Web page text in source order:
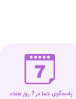
پاسخگوی شما در 7 روز هفته